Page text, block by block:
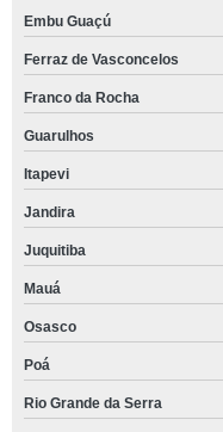
Embu Guaçú
Ferraz de Vasconcelos
Franco da Rocha
Guarulhos
Itapevi
Jandira
Juquitiba
Mauá
Osasco
Poá
Rio Grande da Serra